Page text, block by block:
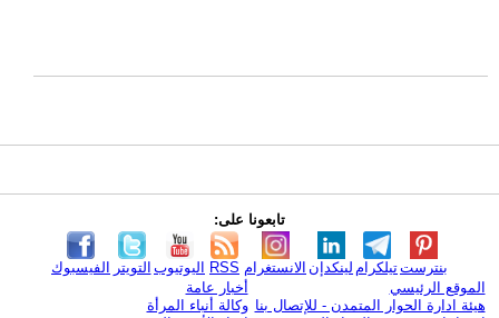
تابعونا على:
الفيسبوك التويتر اليوتيوب RSS الانستغرام لينكدإن تيلكرامبنترست
الموقع الرئيسي
هيئة ادارة الحوار المتمدن - للإتصال بنا
أخبار عامة
وكالة أنباء المرأة